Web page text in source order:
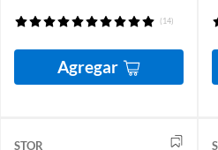
(14)
Agregar
STOR